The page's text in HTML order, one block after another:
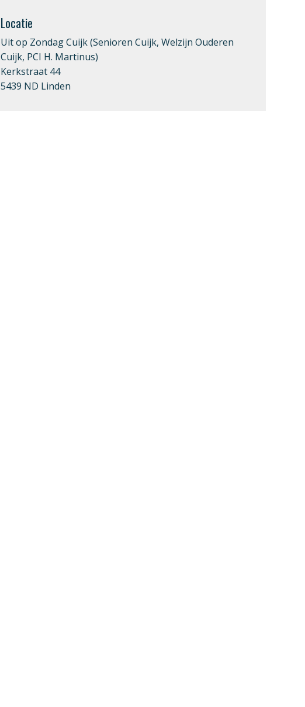
Locatie
Uit op Zondag Cuijk (Senioren Cuijk, Welzijn Ouderen
Cuijk, PCI H. Martinus)
Kerkstraat 44
5439 ND Linden